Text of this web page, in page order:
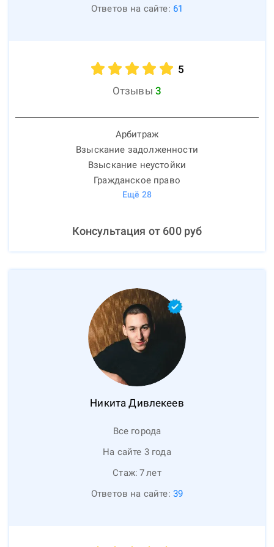
Ответов на сайте: 61
5
Отзывы 3
Арбитраж
Взыскание задолженности
Взыскание неустойки
Гражданское право
Ещё 28
Консультация от 600руб
Никита Дивлекеев
Все города
На сайте 3 года
Стаж: 7лет
Ответов на сайте: 39